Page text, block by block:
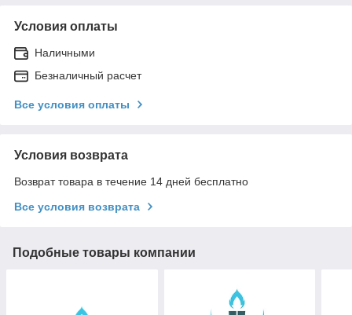
Условия оплаты
Наличными
Безналичный расчет
Все условия оплаты
Условия возврата
Возврат товара в течение 14 дней бесплатно
Все условия возврата
Подобные товары компании